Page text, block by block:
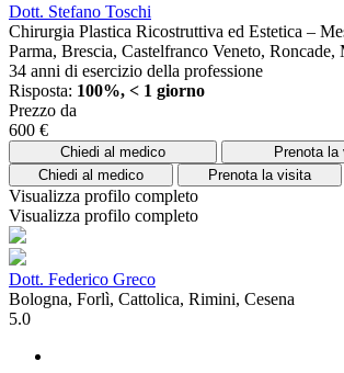
Dott. Stefano Toschi
Chirurgia Plastica Ricostruttiva ed Estetica –
Parma, Brescia, Castelfranco Veneto, Roncade,
34 anni di esercizio della professione
Risposta: 100%, < 1 giorno
Prezzo da
600 €
Chiedi al medico
Prenota la
Chiedi al medico
Prenota la visita
Visualizza profilo completo
Visualizza profilo completo
Dott. Federico Greco
Bologna, Forlì, Cattolica, Rimini, Cesena
5.0